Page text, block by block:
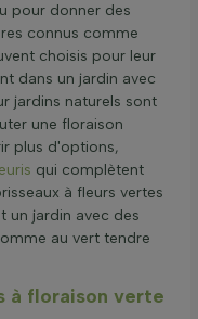
pour donner des
connus comme
choisis pour leur
dans un jardin avec
jardins naturels sont
une floraison
plus d'options,
qui complètent
à fleurs vertes
un jardin avec des
au vert tendre
à floraison verte